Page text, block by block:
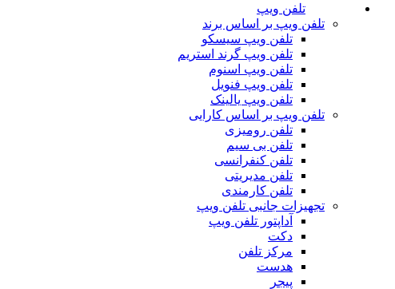
تلفن ویپ
تلفن ویپ بر اساس برند
تلفن ویپ سیسکو
تلفن ویپ گرند استریم
تلفن ویپ اسنوم
تلفن ویپ فنویل
تلفن ویپ یالینک
تلفن ویپ بر اساس کارایی
تلفن رومیزی
تلفن بی سیم
تلفن کنفرانسی
تلفن مدیریتی
تلفن کارمندی
تجهیزات جانبی تلفن ویپ
آداپتور تلفن ویپ
دکت
مرکز تلفن
هدست
پیجر